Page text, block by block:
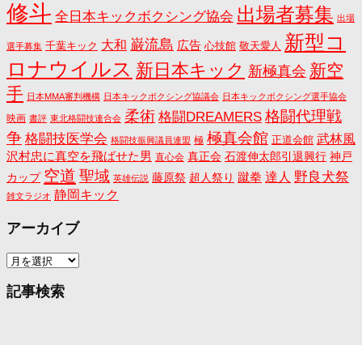
修斗 全日本キックボクシング協会 出場者募集 出場
選手募集 千葉キック 大和 巌流島 広告 心技館 敬天愛人 新型コ
ロナウイルス 新日本キック 新極真会 新空
手 日本MMA審判機構 日本キックボクシング協議会 日本キックボクシング選手協会
映画 書評 東北格闘技連合会 柔術 格闘DREAMERS 格闘代理戦
争 格闘技医学会 格闘技振興議員連盟 極 極真会館 正道会館 武林風
沢村忠に真空を飛ばせた男 直心会 真正会 石渡伸太郎引退興行 神戸
カップ 空道 聖域 英雄伝説 藤原祭 超人祭り 蹴拳 達人 野良犬祭
雑文ラジオ 静岡キック
アーカイブ
ア
カ
記事検索